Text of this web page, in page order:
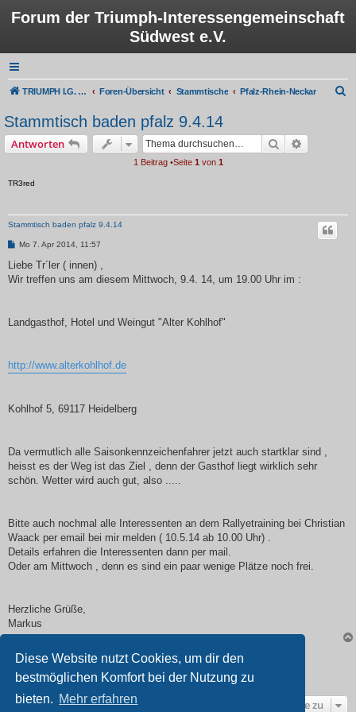
Diese Website nutzt Cookies, um dir den
bestmöglichen Komfort bei der Nutzung zu
bieten. Mehr erfahren
Forum der Triumph-Interessengemeinschaft
Südwest e.V.
TRIUMPH I.G. Südwest e.V. Foren-Übersicht Stammtische Pfalz-Rhein-Neckar
Stammtisch baden pfalz 9.4.14
Antworten Suche
1 Beitrag •Seite 1 von 1
TR3red
Stammtisch baden pfalz 9.4.14
B
i
r
Mo 7. Apr 2014, 11:57
Liebe Tr´ler ( innen) ,
Wir treffen uns am diesem Mittwoch, 9.4. 14, um 19.00 Uhr im :
Landgasthof, Hotel und Weingut "Alter Kohlhof"
http://www.alterkohlhof.de
Kohlhof 5, 69117 Heidelberg
Da vermutlich alle Saisonkennzeichenfahrer jetzt auch startklar sind ,
heisst es der Weg ist das Ziel , denn der Gasthof liegt wirklich sehr
schön. Wetter wird auch gut, also .....
Bitte auch nochmal alle Interessenten an dem Rallyetraining bei Christian
Waack per email bei mir melden ( 10.5.14 ab 10.00 Uhr) .
Details erfahren die Interessenten dann per mail.
Oder am Mittwoch , denn es sind ein paar wenige Plätze noch frei.
Herzliche Grüße,
Markus
Antworten
1 Beitrag •Seite1 von1
Gehe zu